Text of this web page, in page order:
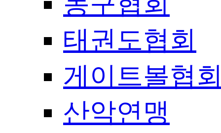
태권도협회
게이트볼협
산악연맹